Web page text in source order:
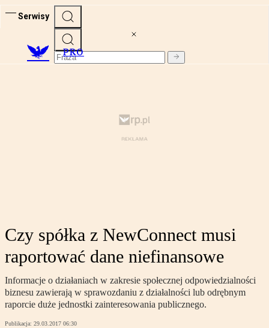
Serwisy
PRO
Czy spółka z NewConnect musi
raportować dane niefinansowe
Informacje o działaniach w zakresie społecznej odpowiedzialności
biznesu zawierają w sprawozdaniu z działalności lub odrębnym
raporcie duże jednostki zainteresowania publicznego.
Publikacja: 29.03.2017 06:30